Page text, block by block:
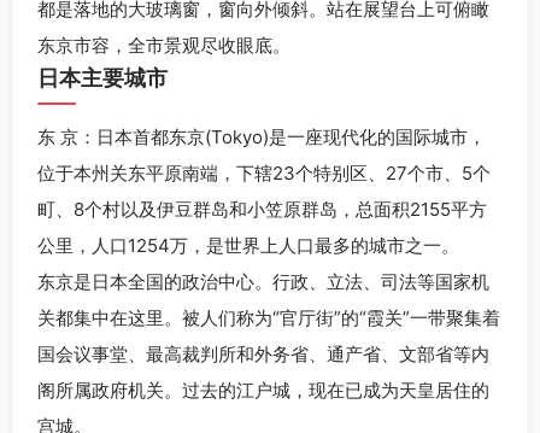
都是落地的大玻璃窗，窗向外倾斜。站在展望台上可俯瞰
东京市容，全市景观尽收眼底。
日本主要城市
东 京：日本首都东京(Tokyo)是一座现代化的国际城市，
位于本州关东平原南端，下辖23个特别区、27个市、5个
町、8个村以及伊豆群岛和小笠原群岛，总面积2155平方
公里，人口1254万，是世界上人口最多的城市之一。
东京是日本全国的政治中心。行政、立法、司法等国家机
关都集中在这里。被人们称为“官厅街”的“霞关”一带聚集着
国会议事堂、最高裁判所和外务省、通产省、文部省等内
阁所属政府机关。过去的江户城，现在已成为天皇居住的
宫城。